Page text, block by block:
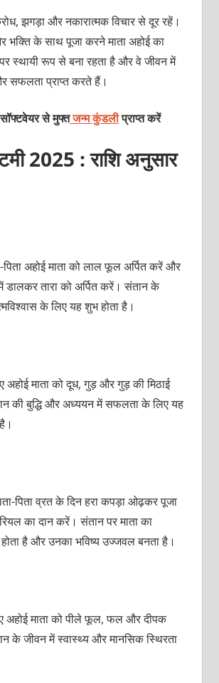
झगड़ा और नकारात्मक विचार से दूर रहें।
भक्ति के साथ पूजा करने माता अहोई का
स्थायी रूप से बना रहता है और वे जीवन में
सफलता प्राप्त करते हैं।
से मुफ्तजन्म कुंडलीप्राप्त करें
2025 : राशि अनुसार
अहोई माता को लाल फूल अर्पित करें और
तारा को अर्पित करें। संतान के
के लिए यह शुभ होता है।
माता को दूध, गुड़ और गुड़ की मिठाई
की बुद्धि और अध्ययन में सफलता के लिए यह
पिता व्रत के दिन हरा कपड़ा ओढ़कर पूजा
का दान करें। संतान पर माता का
है और उनका भविष्य उज्जवल बनता है।
अहोई माता को पीले फूल, फल और दीपक
के जीवन में स्वास्थ्य और मानसिक स्थिरता